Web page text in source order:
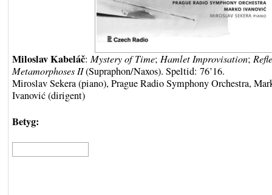
Miloslav Kabeláč:Mystery of Time; Hamlet Improvisation;
Metamorphoses II(Supraphon/Naxos). Speltid: 76’16.
Miroslav Sekera (piano), Prague Radio Symphony Orchestra,
Ivanović (dirigent)
Betyg: